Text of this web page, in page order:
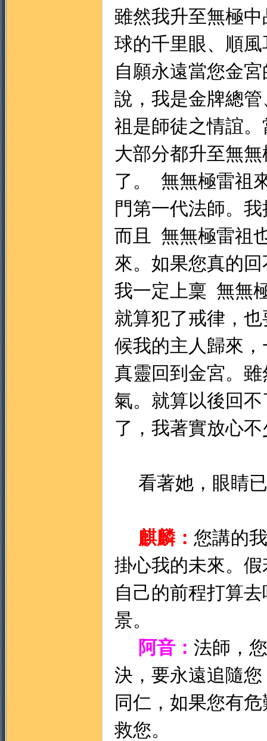
雖然我升至無極
球的千里眼、順
自願永遠當您金
說，我是金牌總
祖是師徒之情誼
大部分都升至無
了。 無無極雷祖
門第一代法師。
而且 無無極雷祖
來。如果您真的
我一定上稟 無無
就算犯了戒律，
候我的主人歸來
真靈回到金宮。
氣。就算以後回
了，我著實放心不
看著她，眼睛
麒麟： 您講的
掛心我的未來。
自己的前程打算
景。
阿音： 法師，
決，要永遠追隨
同仁，如果您有
救您。